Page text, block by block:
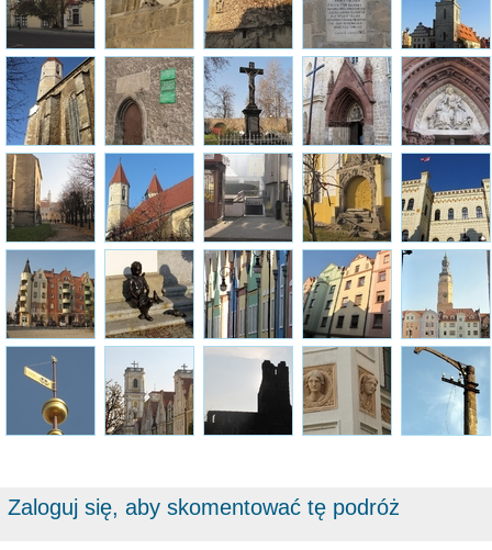
Zaloguj się, aby skomentować tę podróż